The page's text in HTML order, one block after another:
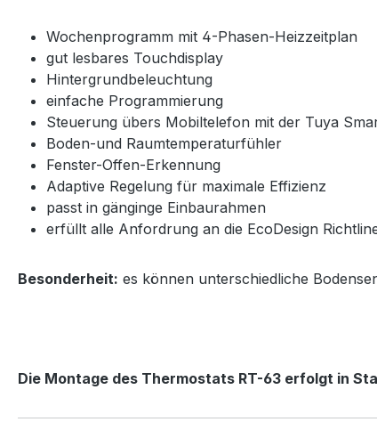
Wochenprogramm mit 4-Phasen-Heizzeitplan
gut lesbares Touchdisplay
Hintergrundbeleuchtung
einfache Programmierung
Steuerung übers Mobiltelefon mit der Tuya
Boden-und Raumtemperaturfühler
Fenster-Offen-Erkennung
Adaptive Regelung für maximale Effizienz
passt in gänginge Einbaurahmen
erfüllt alle Anfordrung an die EcoDesign
Besonderheit: es können unterschiedliche
Die Montage des Thermostats RT-63 erfolgt in